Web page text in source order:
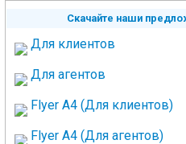
Скачайте наши
Для клиентов
Для агентов
Flyer A4 (Для клиентов)
Flyer A4 (Для агентов)